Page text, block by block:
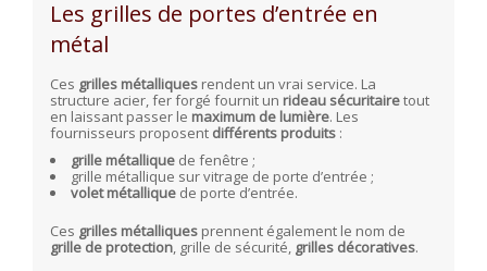
Les grilles de portes d’entrée en
métal
Ces grilles métalliques rendent un vrai service. La
structure acier, fer forgé fournit un rideau sécuritairetout
en laissant passer le maximum de lumière. Les
fournisseurs proposent différents produits :
grille métallique de fenêtre ;
grille métallique sur vitrage de porte d’entrée ;
volet métallique de porte d’entrée.
Ces grilles métalliques prennent également le nom de
grille de protection , grille de sécurité, grilles décoratives.